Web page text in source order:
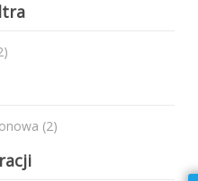
produkty
2produkty